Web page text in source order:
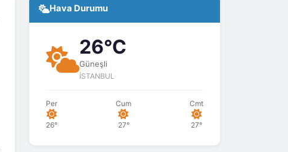
Hava Durumu
26°C
Güneşli
İSTANBUL
Per
26°
Cum
27°
Cmt
27°